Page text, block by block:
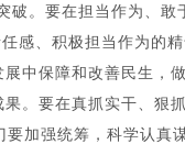
破。要在担当作为、
任感、积极担当作为
中保障和改善民生
。要在真抓实干、狠
加强统筹，科学认真